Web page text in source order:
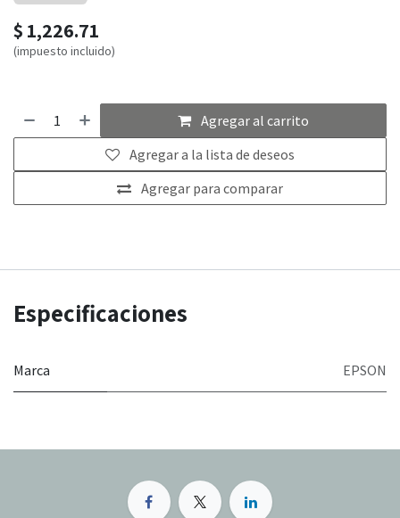
$ 1,226.71
(impuesto incluido)
Agregar al carrito
Agregar para comparar
Agregar a la lista de deseos
Especificaciones
Marca EPSON